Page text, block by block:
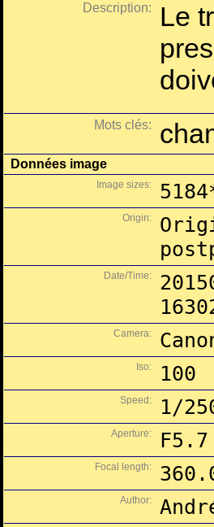
Description:
Le
Mots clés:
Données image
Image sizes:
Origin:
Date/Time:
Camera:
Iso: 100
Speed: 1/
Aperture: F5.7
Focal length:
Author: